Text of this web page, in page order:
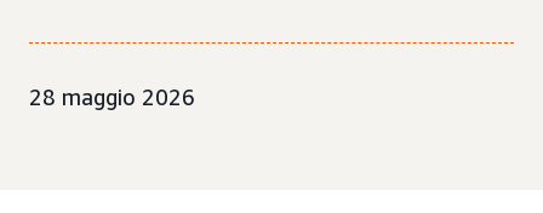
28 maggio 2026